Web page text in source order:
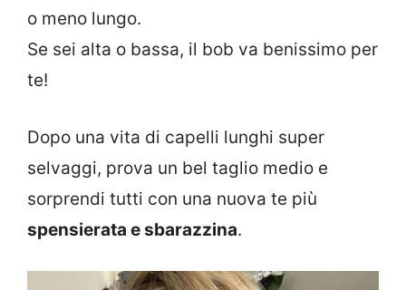
o meno lungo.
Se sei alta o bassa, il bob va benissimo per
te!
Dopo una vita di capelli lunghi super
selvaggi, prova un bel taglio medio e
sorprendi tutti con una nuova te più
spensierata e sbarazzina.